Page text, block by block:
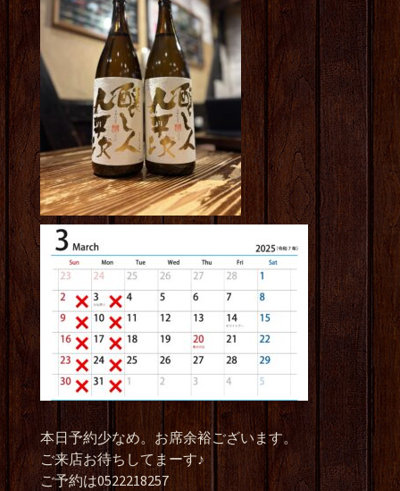
本日予約少なめ。お席余裕ございます。
ご来店お待ちしてまーす♪
ご予約は0522218257